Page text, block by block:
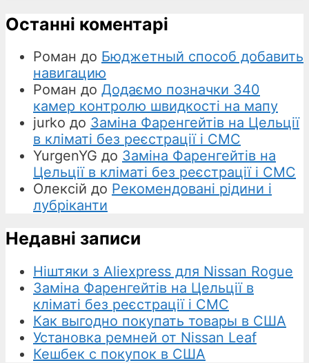
Останні коментарі
Роман до Бюджетный способ добавить
навигацию
Роман до Додаємо позначки 340
камер контролю швидкості на мапу
jurko до Заміна Фаренгейтів на Цельції
в кліматі без реєстрації і СМС
YurgenYG до Заміна Фаренгейтів на
Цельції в кліматі без реєстрації і СМС
Олексій до Рекомендовані рідини і
лубріканти
Недавні записи
Ніштяки з Aliexpress для Nissan Rogue
Заміна Фаренгейтів на Цельції в
кліматі без реєстрації і СМС
Как выгодно покупать товары в США
Установка ремней от Nissan Leaf
Кешбек с покупок в США